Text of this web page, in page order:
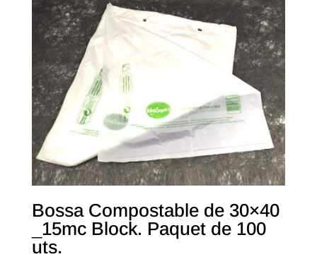
Bossa Compostable de 30×40
_15mc Block. Paquet de 100
uts.